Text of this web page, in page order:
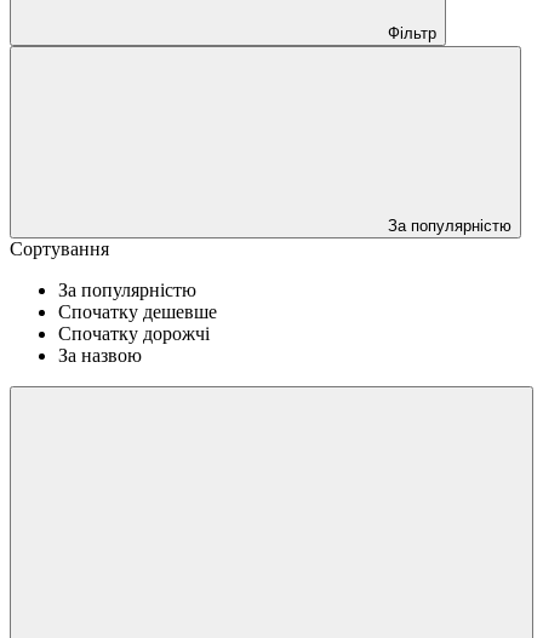
Фільтр
За популярністю
Сортування
За популярністю
Спочатку дешевше
Спочатку дорожчі
За назвою